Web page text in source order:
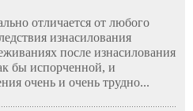
отличается от любого
изнасилования
после изнасилования
бы испорченной, и
очень и очень трудно...